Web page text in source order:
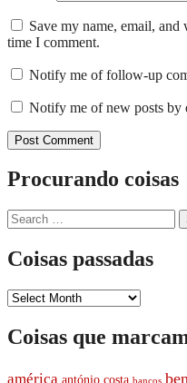
Save my name, email,
time I comment.
Notify me of follow-up
Notify me of new posts by
Procurando coisas
Search
for:
Coisas passadas
Coisas
Coisas que
américa antónio costa bancos